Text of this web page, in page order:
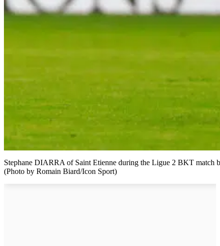
Stephane DIARRA of Saint Etienne during the Ligue 2 BKT match
(Photo by Romain Biard/Icon Sport)